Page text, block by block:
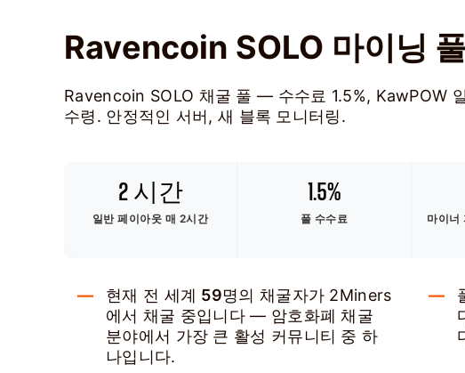
Ravencoin SOLO 마이닝 풀
Ravencoin SOLO 채굴 풀 — 수수료 1.5%, KawPOW
수령. 안정적인 서버, 새 블록 모니터링.
2 시간
일반 페이아웃 매 2시간
1.5%
풀 수수료 마이너
현재 전 세계 59명의 채굴자가 2Miners
에서 채굴 중입니다 — 암호화폐 채굴
분야에서 가장 큰 활성 커뮤니티 중 하
나입니다.